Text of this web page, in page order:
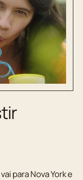
para Nova York e